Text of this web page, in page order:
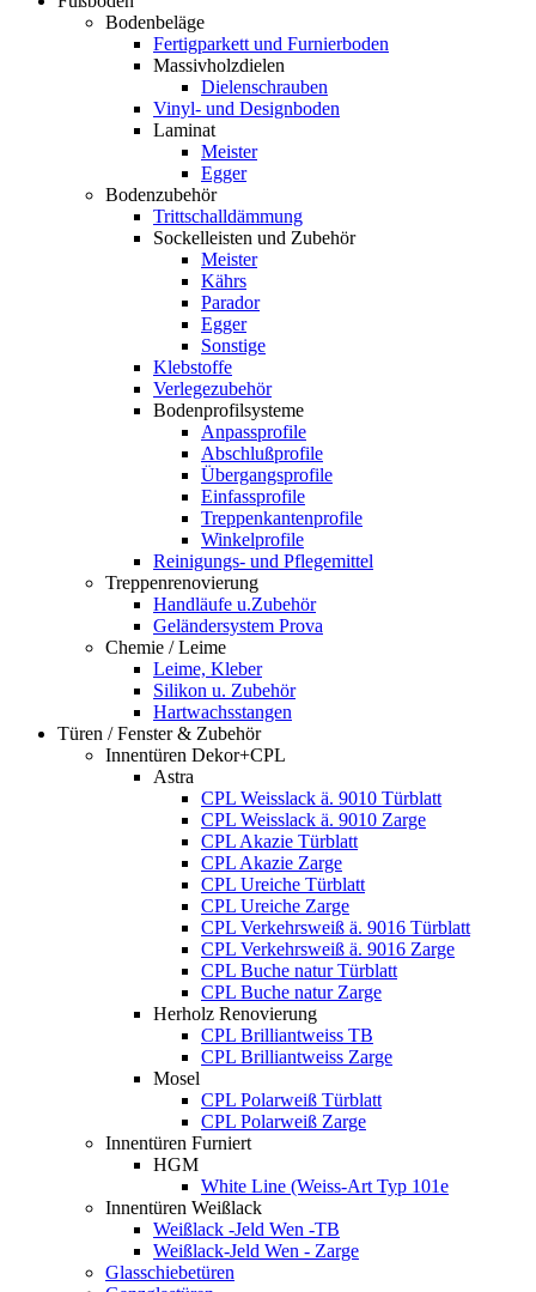
Bodenbeläge
Fertigparkett und Furnierboden
Massivholzdielen
Dielenschrauben
Vinyl- und Designboden
Laminat
Meister
Egger
Bodenzubehör
Trittschalldämmung
Sockelleisten und Zubehör
Meister
Kährs
Parador
Egger
Sonstige
Klebstoffe
Verlegezubehör
Bodenprofilsysteme
Anpassprofile
Abschlußprofile
Übergangsprofile
Einfassprofile
Treppenkantenprofile
Winkelprofile
Reinigungs- und Pflegemittel
Treppenrenovierung
Handläufe u.Zubehör
Geländersystem Prova
Chemie / Leime
Leime, Kleber
Silikon u. Zubehör
Hartwachsstangen
Türen / Fenster & Zubehör
Innentüren Dekor+CPL
Astra
CPL Weisslack ä. 9010 Türblatt
CPL Weisslack ä. 9010 Zarge
CPL Akazie Türblatt
CPL Akazie Zarge
CPL Ureiche Türblatt
CPL Ureiche Zarge
CPL Verkehrsweiß ä. 9016 Türblatt
CPL Verkehrsweiß ä. 9016 Zarge
CPL Buche natur Türblatt
CPL Buche natur Zarge
Herholz Renovierung
CPL Brilliantweiss TB
CPL Brilliantweiss Zarge
Mosel
CPL Polarweiß Türblatt
CPL Polarweiß Zarge
Innentüren Furniert
HGM
White Line (Weiss-Art Typ 101e
Innentüren Weißlack
Weißlack -Jeld Wen -TB
Weißlack-Jeld Wen - Zarge
Glasschiebetüren